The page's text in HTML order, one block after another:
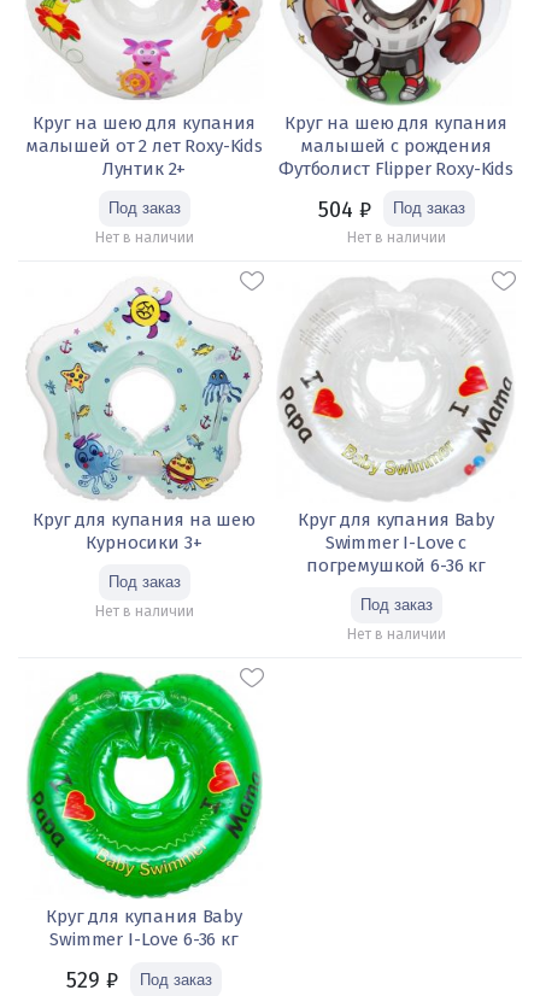
Круг на шею для купания
малышей от 2 лет Roxy-Kids
Лунтик 2+
Нет в наличии
Круг на шею для купания
малышей с рождения
Футболист Flipper Roxy-Kids
504 ₽
Нет в наличии
Круг для купания на шею
Курносики 3+
Нет в наличии
Круг для купания Baby
Swimmer I-Love с
погремушкой 6-36 кг
Нет в наличии
Круг для купания Baby
Swimmer I-Love 6-36 кг
529 ₽